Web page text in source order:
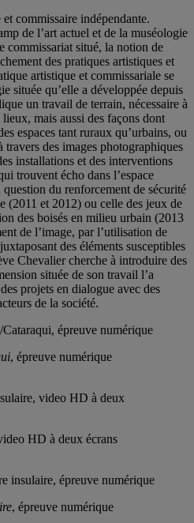
commissaire indépendante.
de l’art actuel et de la muséologie
commissariat situé, la notion de
des pratiques artistiques et
artistique et commissariale se
située qu’elle a développée depuis
un travail de terrain, nécessaire à
mais aussi des façons dont
espaces tant ruraux qu’urbains, ou
travers des images photographiques
installations et des interventions
trouvent écho dans l’espace
du renforcement de sécurité
(2011 et 2012) ou celle des jeux de
des boisés en milieu urbain (2013
de l’image, par l’utilisation de
des éléments susceptibles
Chevalier cherche à introduire des
située de son travail l’a
projets en dialogue avec des
de la société.
, épreuve numérique
HD à deux écrans
, épreuve numérique